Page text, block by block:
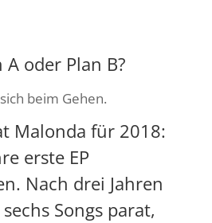
A oder Plan B?
beim Gehen.
Malonda für 2018:
erste EP
Nach drei Jahren
Songs parat,